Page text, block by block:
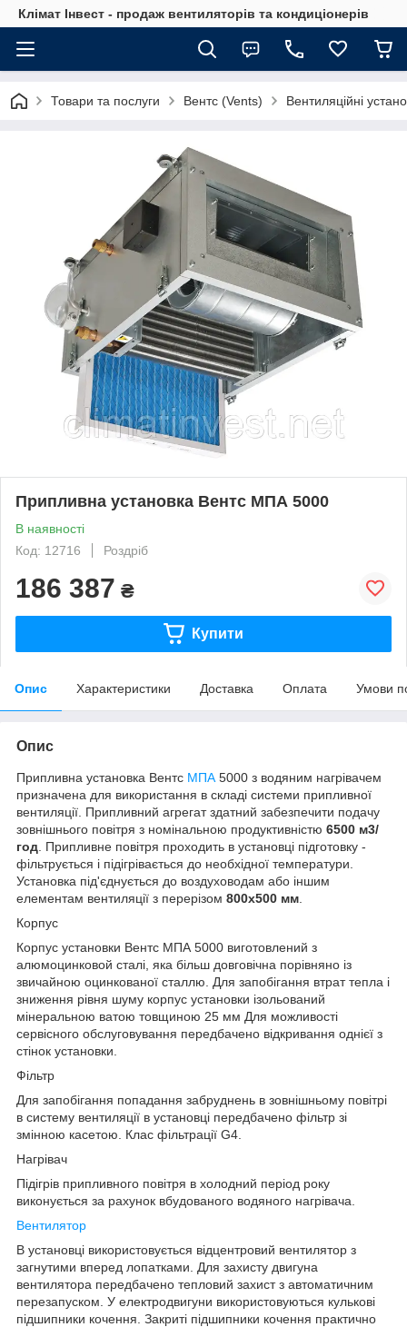
Клімат Інвест - продаж вентиляторів та кондиціонерів
Товари та послуги Вентс (Vents) Вентиляційні
Припливна установка Вентс МПА 5000
В наявності
Код: 12716
Роздріб
186 387 ₴
Купити
Опис Характеристики Доставка Оплата Умови
Опис
Припливна установка Вентс МПА 5000 з водяним нагрівачем
призначена для використання в складі системи припливної
вентиляції. Припливний агрегат здатний забезпечити подачу
зовнішнього повітря з номінальною продуктивністю 6500 м3/
год . Припливне повітря проходить в установці підготовку -
фільтрується і підігрівається до необхідної температури.
Установка під'єднується до воздуховодам або іншим
елементам вентиляції з перерізом 800х500 мм
Корпус
Корпус установки Вентс МПА 5000 виготовлений з
алюмоцинковой сталі, яка більш довговічна порівняно із
звичайною оцинкованої сталлю. Для запобігання втрат тепла і
зниження рівня шуму корпус установки ізольований
мінеральною ватою товщиною 25 мм Для можливості
сервісного обслуговування передбачено відкривання однієї з
стінок установки.
Фільтр
Для запобігання попадання забруднень в зовнішньому повітрі
в систему вентиляції в установці передбачено фільтр зі
змінною касетою. Клас фільтрації G4.
Нагрівач
Підігрів припливного повітря в холодний період року
виконується за рахунок вбудованого водяного нагрівача.
Вентилятор
В установці використовується відцентровий вентилятор з
загнутими вперед лопатками. Для захисту двигуна
вентилятора передбачено тепловий захист з автоматичним
перезапуском. У електродвигуни використовуються кулькові
підшипники кочення. Закриті підшипники кочення практично